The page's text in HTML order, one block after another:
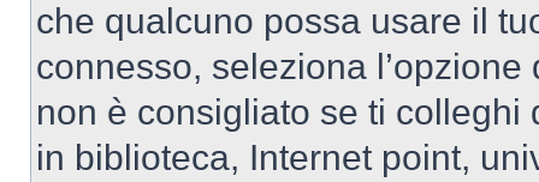
che qualcuno possa usare il
connesso, seleziona
non è consigliato se ti
in biblioteca, Internet point,